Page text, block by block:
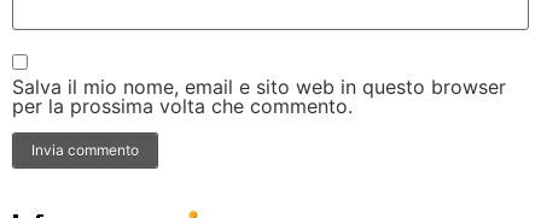
Salva il mio nome, email e sito web in questo browser
per la prossima volta che commento.